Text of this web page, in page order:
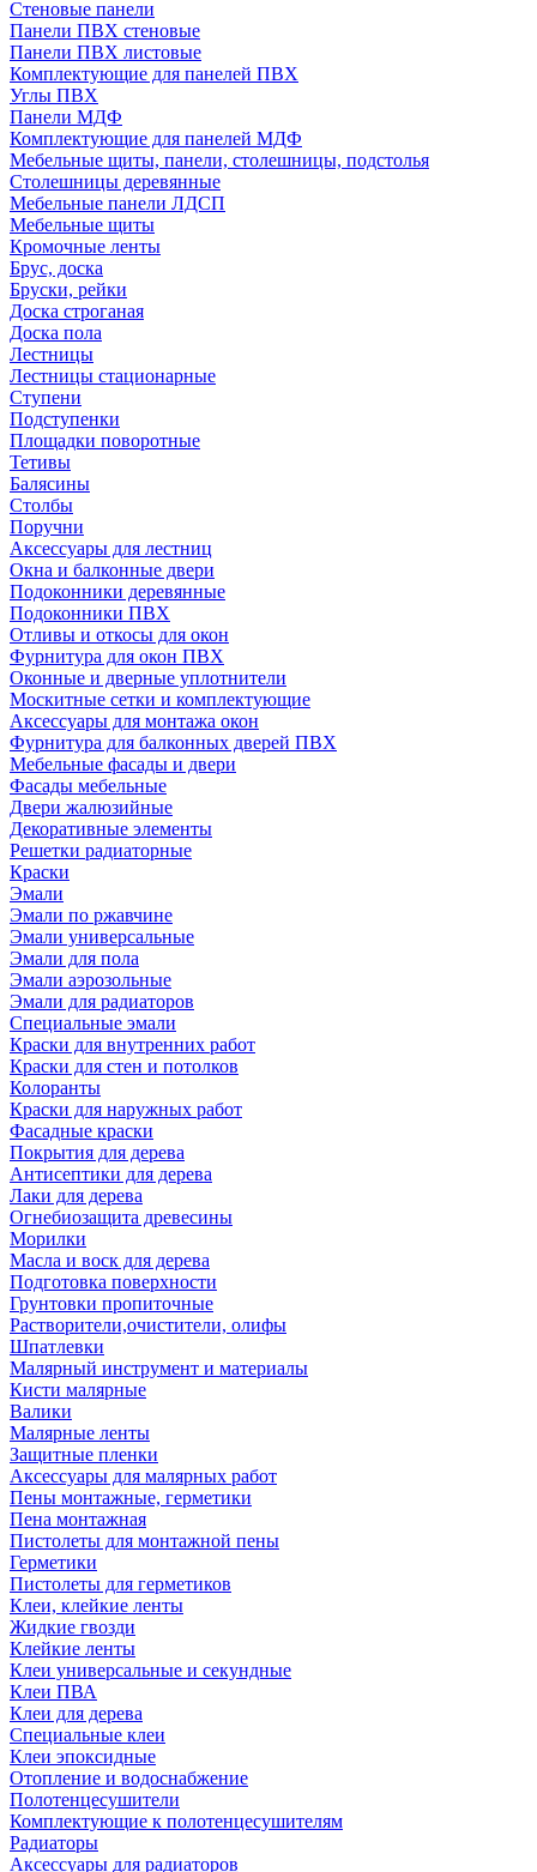
Стеновые панели
Панели ПВХ стеновые
Панели ПВХ листовые
Комплектующие для панелей ПВХ
Углы ПВХ
Панели МДФ
Комплектующие для панелей МДФ
Мебельные щиты, панели, столешницы, подстолья
Столешницы деревянные
Мебельные панели ЛДСП
Мебельные щиты
Кромочные ленты
Брус, доска
Бруски, рейки
Доска строганая
Доска пола
Лестницы
Лестницы стационарные
Ступени
Подступенки
Площадки поворотные
Тетивы
Балясины
Столбы
Поручни
Аксессуары для лестниц
Окна и балконные двери
Подоконники деревянные
Подоконники ПВХ
Отливы и откосы для окон
Фурнитура для окон ПВХ
Оконные и дверные уплотнители
Москитные сетки и комплектующие
Аксессуары для монтажа окон
Фурнитура для балконных дверей ПВХ
Мебельные фасады и двери
Фасады мебельные
Двери жалюзийные
Декоративные элементы
Решетки радиаторные
Краски
Эмали
Эмали по ржавчине
Эмали универсальные
Эмали для пола
Эмали аэрозольные
Эмали для радиаторов
Специальные эмали
Краски для внутренних работ
Краски для стен и потолков
Колоранты
Краски для наружных работ
Фасадные краски
Покрытия для дерева
Антисептики для дерева
Лаки для дерева
Огнебиозащита древесины
Морилки
Масла и воск для дерева
Подготовка поверхности
Грунтовки пропиточные
Растворители,очистители, олифы
Шпатлевки
Малярный инструмент и материалы
Кисти малярные
Валики
Малярные ленты
Защитные пленки
Аксессуары для малярных работ
Пены монтажные, герметики
Пена монтажная
Пистолеты для монтажной пены
Герметики
Пистолеты для герметиков
Клеи, клейкие ленты
Жидкие гвозди
Клейкие ленты
Клеи универсальные и секундные
Клеи ПВА
Клеи для дерева
Специальные клеи
Клеи эпоксидные
Отопление и водоснабжение
Полотенцесушители
Комплектующие к полотенцесушителям
Радиаторы
Аксессуары для радиаторов